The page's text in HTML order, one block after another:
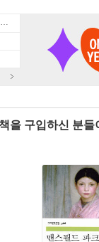
뮤지컬 〈휴남동 서점〉X 황보름 작가 북토크
을 구입하신 분